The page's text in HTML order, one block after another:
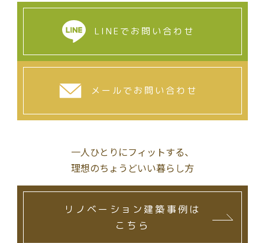
LINEでお問い合わせ
メールでお問い合わせ
一人ひとりにフィットする、
理想のちょうどいい暮らし方
リノベーション建築事例は
こちら